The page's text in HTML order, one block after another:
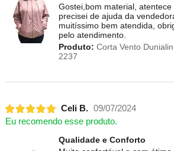
Gostei,bom material,
precisei de ajuda da
muitíssimo bem atendida,
pelo atendimento.
Produto: Corta Vento
2237
Celi B. 09/07/2024
Eu recomendo esse produto.
Qualidade e Conforto